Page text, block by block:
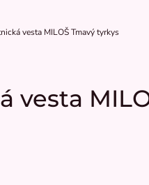
vesta MILOŠ Tmavý tyrkys
vesta